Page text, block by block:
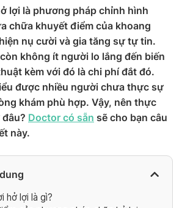
lợi là phương pháp chỉnh hình
chữa khuyết điểm của khoang
nụ cười và gia tăng sự tự tin.
không ít người lo lắng đến biến
kèm với đó là chi phí đắt đó.
được nhiều người chưa thực sự
khám phù hợp. Vậy, nên thực
Doctor có sẵn sẽ cho bạn câu
này.
hở lợi là gì?